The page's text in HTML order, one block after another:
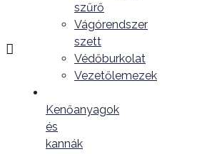
szűrő
Vágórendszer
szett
Védőburkolat
Vezetőlemezek
Kenőanyagok
és
kannák